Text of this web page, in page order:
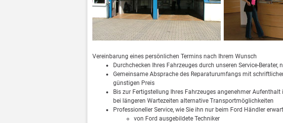
Vereinbarung eines persönlichen Termins nach Ihrem Wunsch
Durchchecken Ihres Fahrzeuges durch unseren Service-
Gemeinsame Absprache des Reparaturumfangs mit
günstigen Preis
Bis zur Fertigstellung Ihres Fahrzeuges angenehmer
bei längeren Wartezeiten alternative Transportmöglichkeiten
Professioneller Service, wie Sie ihn nur beim Ford Händler
von Ford ausgebildete Techniker